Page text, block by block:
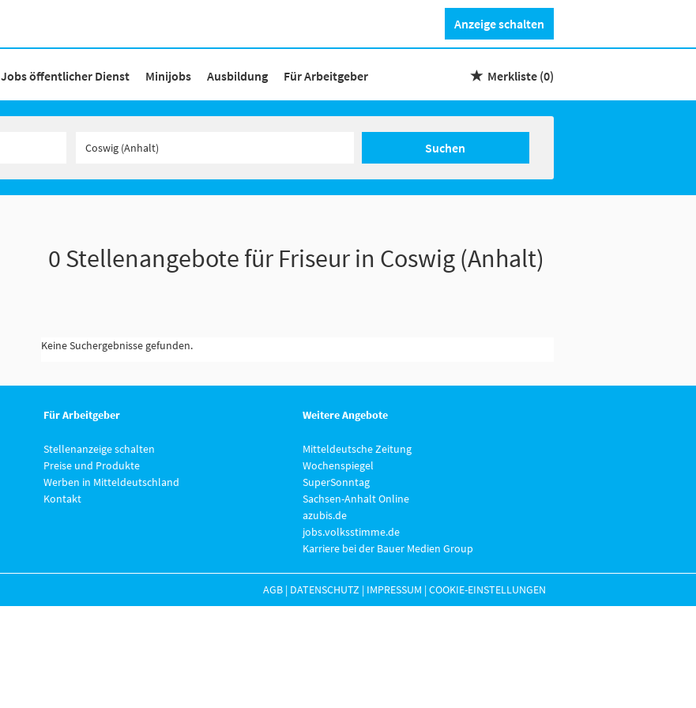
Anzeige schalten
Jobs öffentlicher Dienst Minijobs Ausbildung Für Arbeitgeber Merkliste (0)
Suchen
0 Stellenangebote für Friseur in Coswig (Anhalt)
Keine Suchergebnisse gefunden.
Für Arbeitgeber
Stellenanzeige schalten
Preise und Produkte
Werben in Mitteldeutschland
Kontakt
Weitere Angebote
Mitteldeutsche Zeitung
Wochenspiegel
SuperSonntag
Sachsen-Anhalt Online
azubis.de
jobs.volksstimme.de
Karriere bei der Bauer Medien Group
AGB | DATENSCHUTZ | IMPRESSUM |COOKIE-EINSTELLUNGEN